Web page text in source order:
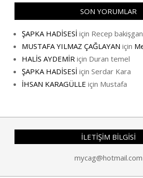
SON YORUMLAR
ŞAPKA HADİSESİ için Recep bakişgan
MUSTAFA YILMAZ ÇAĞLAYAN için
HALİS AYDEMİR için Duran temel
ŞAPKA HADİSESİ için Serdar Kara
İHSAN KARAGÜLLE için Mustafa
İLETİŞİM BİLGİSİ
mycag@hotmail.com